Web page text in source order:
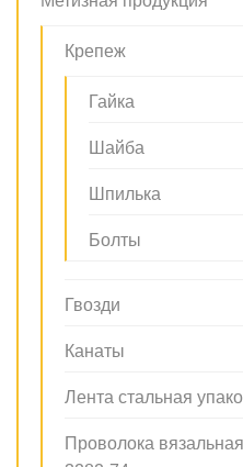
Крепеж
Гайка
Шайба
Шпилька
Болты
Гвозди
Канаты
Лента стальная
Проволока